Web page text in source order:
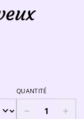
QUANTITÉ